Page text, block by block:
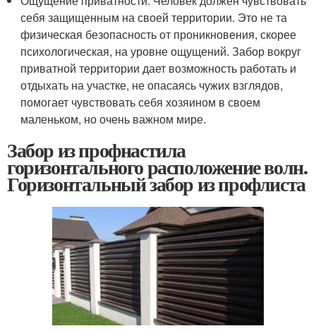
себя защищенным на своей территории. Это не та
физическая безопасность от проникновения, скорее
психологическая, на уровне ощущений. Забор вокруг
приватной территории дает возможность работать и
отдыхать на участке, не опасаясь чужих взглядов,
помогает чувствовать себя хозяином в своем
маленьком, но очень важном мире.
Забор из профнастила
горизонтального расположение волн.
Горизонтальный забор из профлиста